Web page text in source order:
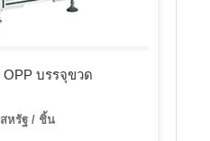
บรรจุขวด
สหรัฐ / ชิ้น